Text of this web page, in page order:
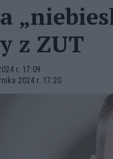
z ZUT
r. 17:09
2024 r. 17:20